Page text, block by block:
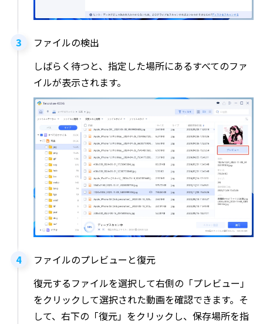
ファイルの検出
しばらく待つと、指定した場所にあるすべてのファ
イルが表示されます。
ファイルのプレビューと復元
復元するファイルを選択して右側の「プレビュー」
をクリックして選択された動画を確認できます。そ
して、右下の「復元」をクリックし、保存場所を指